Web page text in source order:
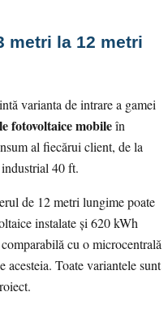
metri la 12 metri
varianta de intrare a gamei
fotovoltaice mobileîn
al fiecărui client, de la
40 ft.
de 12 metri lungime poate
instalate și 620 kWh
cu o microcentrală
Toate variantele sunt